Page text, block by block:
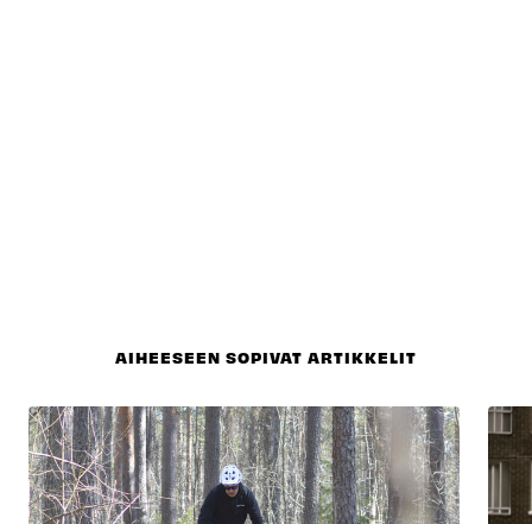
AIHEESEEN SOPIVAT ARTIKKELIT